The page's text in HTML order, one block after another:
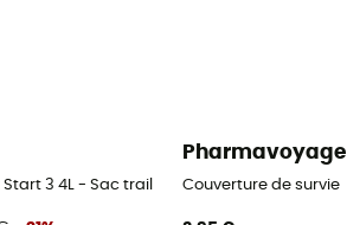
3 4L - Sac trail
Pharmavoyage
Couverture de survie